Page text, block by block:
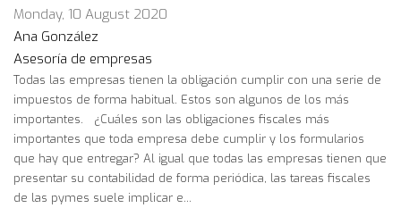
Monday, 10 August 2020
Ana González
Asesoría de empresas
Todas las empresas tienen la obligación cumplir con una serie de
impuestos de forma habitual. Estos son algunos de los más
importantes. ¿Cuáles son las obligaciones fiscales más
importantes que toda empresa debe cumplir y los formularios
que hay que entregar? Al igual que todas las empresas tienen que
presentar su contabilidad de forma periódica, las tareas fiscales
de las pymes suele implicar e...